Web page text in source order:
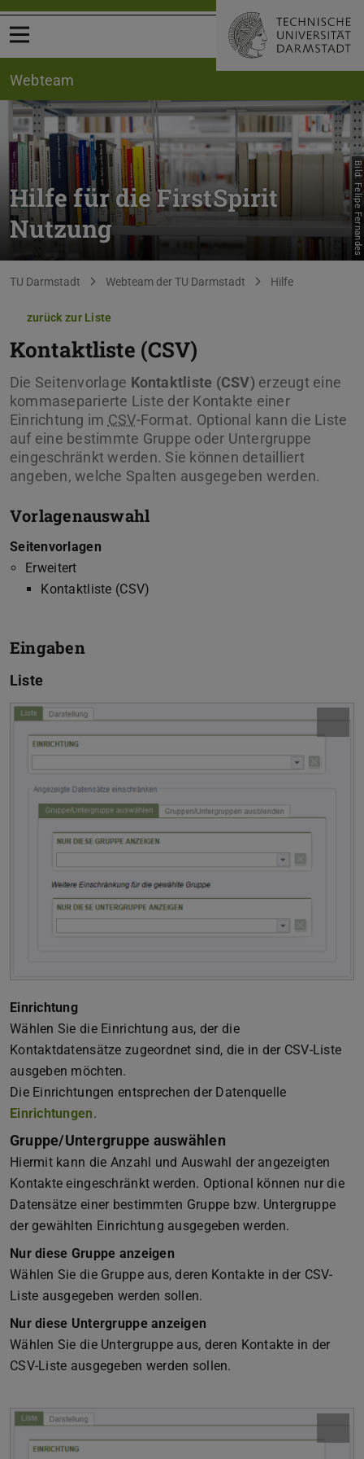
Menü öffnen
Webteam
Hilfe für die FirstSpirit
Nutzung
Bild: Felipe Fernandes
Sie befinden sich hier:
TU Darmstadt Webteam der TU Darmstadt Hilfe
zurück zur Liste
Kontaktliste (CSV)
Die Seitenvorlage Kontaktliste (CSV) erzeugt eine
kommaseparierte Liste der Kontakte einer
Einrichtung im CSV-Format. Optional kann die Liste
auf eine bestimmte Gruppe oder Untergruppe
eingeschränkt werden. Sie können detailliert
angeben, welche Spalten ausgegeben werden.
Vorlagenauswahl
Seitenvorlagen
Erweitert
Kontaktliste (CSV)
Eingaben
Liste
Einrichtung
Wählen Sie die Einrichtung aus, der die
Kontaktdatensätze zugeordnet sind, die in der CSV-Liste
ausgeben möchten.
Die Einrichtungen entsprechen der Datenquelle
Einrichtungen.
Gruppe/Untergruppe auswählen
Hiermit kann die Anzahl und Auswahl der angezeigten
Kontakte eingeschränkt werden. Optional können nur die
Datensätze einer bestimmten Gruppe bzw. Untergruppe
der gewählten Einrichtung ausgegeben werden.
Nur diese Gruppe anzeigen
Wählen Sie die Gruppe aus, deren Kontakte in der CSV-
Liste ausgegeben werden sollen.
Nur diese Untergruppe anzeigen
Wählen Sie die Untergruppe aus, deren Kontakte in der
CSV-Liste ausgegeben werden sollen.